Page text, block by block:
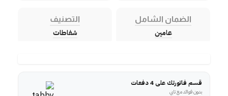
الضمان الشامل
عامين
التصنيف
شفاطات
قسم فاتورتك على 4 دفعات
بدون فوائد مع تابي